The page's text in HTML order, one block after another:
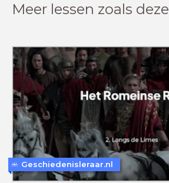
Meer lessen zoals deze
Geschiedenisleraar.nl